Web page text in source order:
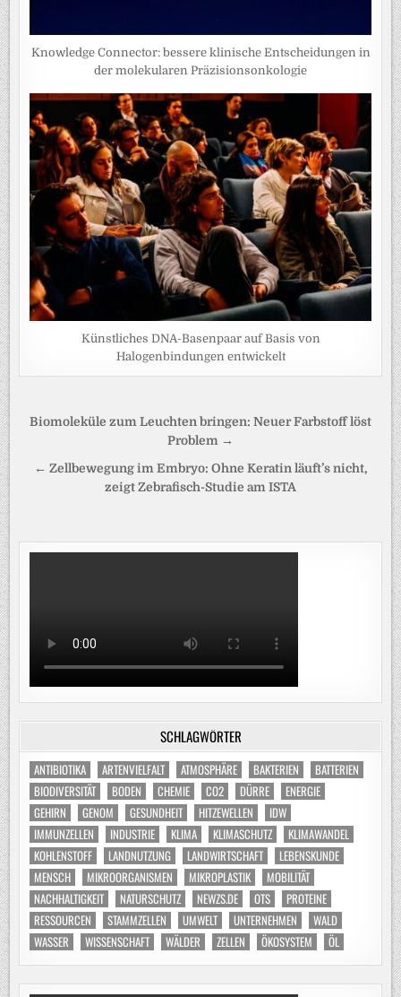
Knowledge Connector: bessere klinische Entscheidungen in
der molekularen Präzisionsonkologie
Künstliches DNA-Basenpaar auf Basis von
Halogenbindungen entwickelt
Beitragsnavigation
Biomoleküle zum Leuchten bringen: Neuer Farbstoff löst
Problem →
← Zellbewegung im Embryo: Ohne Keratin läuft’s nicht,
zeigt Zebrafisch-Studie am ISTA
SCHLAGWÖRTER
ANTIBIOTIKA ARTENVIELFALT ATMOSPHÄRE BAKTERIEN
BATTERIEN
BIODIVERSITÄT
BODEN CHEMIE CO2 DÜRRE
ENERGIE
GEHIRN
GENOM GESUNDHEIT HITZEWELLEN
IDW
IMMUNZELLEN
INDUSTRIE KLIMA KLIMASCHUTZ
KLIMAWANDEL
KOHLENSTOFF
LANDNUTZUNG LANDWIRTSCHAFT
LEBENSKUNDE
MENSCH
MIKROORGANISMEN MIKROPLASTIK
MOBILITÄT
NACHHALTIGKEIT
NATURSCHUTZ NEWZS.DE OTS
PROTEINE
RESSOURCEN
STAMMZELLEN UMWELT UNTERNEHMEN
WALD
WASSER
WISSENSCHAFT WÄLDER ZELLEN ÖKOSYSTEM ÖL